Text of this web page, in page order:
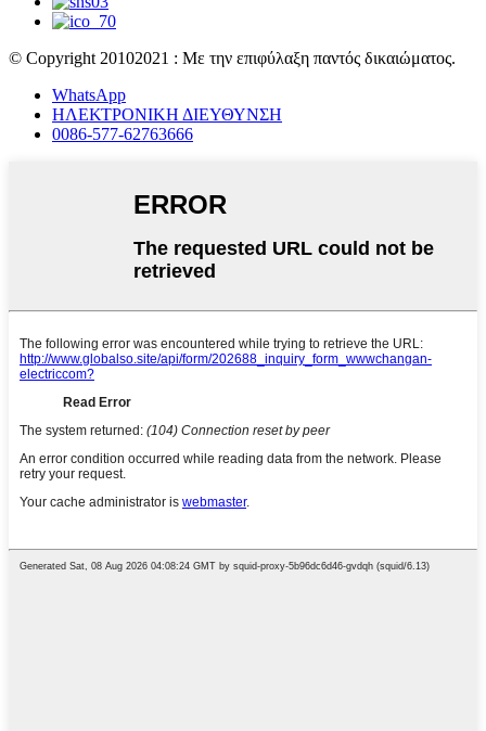
© Copyright 20102021 : Με την επιφύλαξη παντός δικαιώματος.
WhatsApp
ΗΛΕΚΤΡΟΝΙΚΗ ΔΙΕΥΘΥΝΣΗ
0086-577-62763666